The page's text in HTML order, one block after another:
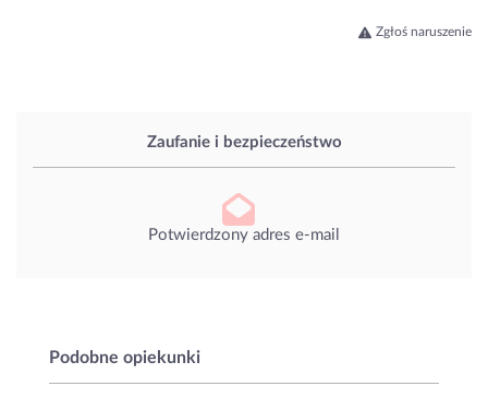
Zaufanie i bezpieczeństwo
Potwierdzony adres e-mail
Podobne opiekunki
Zgłoś naruszenie